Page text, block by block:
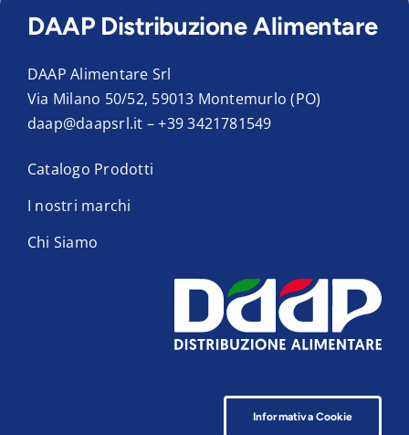
DAAP Distribuzione Alimentare
DAAP Alimentare Srl
Via Milano 50/52, 59013 Montemurlo (PO)
daap@daapsrl.it –+39 3421781549
Catalogo Prodotti
I nostri marchi
Chi Siamo
Informativa Cookie